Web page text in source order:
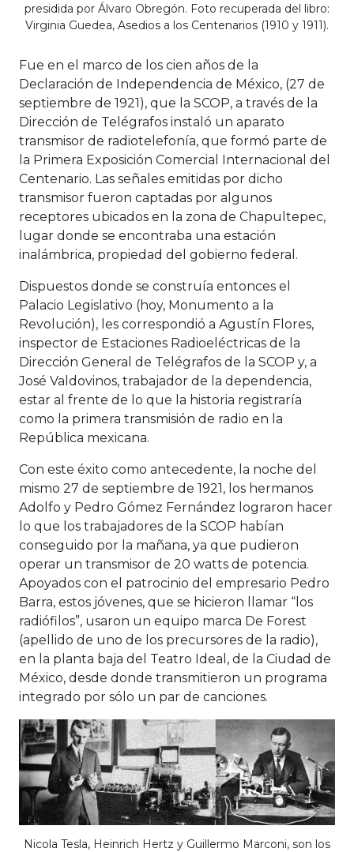
presidida por Álvaro Obregón. Foto recuperada del libro:
Virginia Guedea, Asedios a los Centenarios (1910 y 1911).
Fue en el marco de los cien años de la
Declaración de Independencia de México, (27 de
septiembre de 1921), que la SCOP, a través de la
Dirección de Telégrafos instaló un aparato
transmisor de radiotelefonía, que formó parte de
la Primera Exposición Comercial Internacional del
Centenario. Las señales emitidas por dicho
transmisor fueron captadas por algunos
receptores ubicados en la zona de Chapultepec,
lugar donde se encontraba una estación
inalámbrica, propiedad del gobierno federal.
Dispuestos donde se construía entonces el
Palacio Legislativo (hoy, Monumento a la
Revolución), les correspondió a Agustín Flores,
inspector de Estaciones Radioeléctricas de la
Dirección General de Telégrafos de la SCOP y, a
José Valdovinos, trabajador de la dependencia,
estar al frente de lo que la historia registraría
como la primera transmisión de radio en la
República mexicana.
Con este éxito como antecedente, la noche del
mismo 27 de septiembre de 1921, los hermanos
Adolfo y Pedro Gómez Fernández lograron hacer
lo que los trabajadores de la SCOP habían
conseguido por la mañana, ya que pudieron
operar un transmisor de 20 watts de potencia.
Apoyados con el patrocinio del empresario Pedro
Barra, estos jóvenes, que se hicieron llamar “los
radiófilos”, usaron un equipo marca De Forest
(apellido de uno de los precursores de la radio),
en la planta baja del Teatro Ideal, de la Ciudad de
México, desde donde transmitieron un programa
integrado por sólo un par de canciones.
Nicola Tesla, Heinrich Hertz y Guillermo Marconi, son los